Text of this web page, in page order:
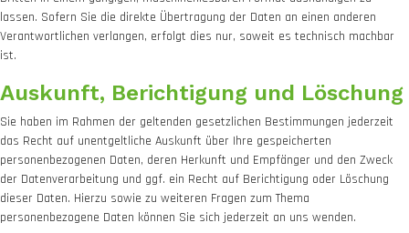
lassen. Sofern Sie die direkte Übertragung der Daten an einen anderen
Verantwortlichen verlangen, erfolgt dies nur, soweit es technisch machbar
ist.
Auskunft, Berichtigung und Löschung
Sie haben im Rahmen der geltenden gesetzlichen Bestimmungen jederzeit
das Recht auf unentgeltliche Auskunft über Ihre gespeicherten
personenbezogenen Daten, deren Herkunft und Empfänger und den Zweck
der Datenverarbeitung und ggf. ein Recht auf Berichtigung oder Löschung
dieser Daten. Hierzu sowie zu weiteren Fragen zum Thema
personenbezogene Daten können Sie sich jederzeit an uns wenden.